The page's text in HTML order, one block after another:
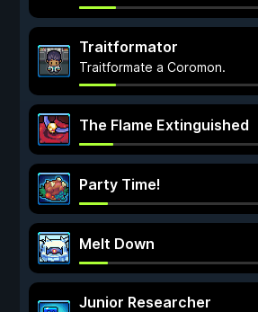
Traitformator
Traitformate a Coromon.
The Flame Extinguished
Party Time!
Melt Down
Junior Researcher